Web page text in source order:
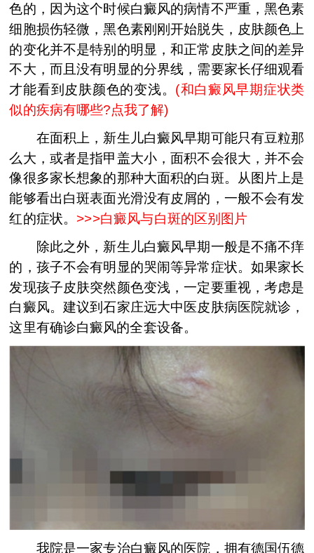
色的，因为这个时候白癜风的病情不严重，黑色素
细胞损伤轻微，黑色素刚刚开始脱失，皮肤颜色上
的变化并不是特别的明显，和正常皮肤之间的差异
不大，而且没有明显的分界线，需要家长仔细观看
才能看到皮肤颜色的变浅。 (和白癜风早期症状类
似的疾病有哪些?点我了解)
在面积上，新生儿白癜风早期可能只有豆粒那
么大，或者是指甲盖大小，面积不会很大，并不会
像很多家长想象的那种大面积的白斑。从图片上是
能够看出白斑表面光滑没有皮屑的，一般不会有发
红的症状。 >>>白癜风与白斑的区别图片
除此之外，新生儿白癜风早期一般是不痛不痒
的，孩子不会有明显的哭闹等异常症状。如果家长
发现孩子皮肤突然颜色变浅，一定要重视，考虑是
白癜风。建议到石家庄远大中医皮肤病医院就诊，
这里有确诊白癜风的全套设备。
我院是一家专治白癜风的医院，拥有德国伍德